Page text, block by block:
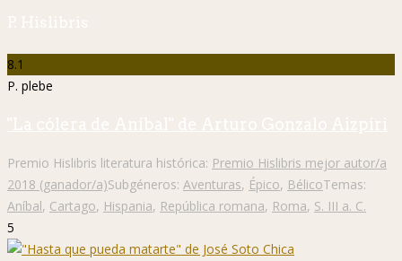
P. Hislibris
8.1
P. plebe
"La cólera de Aníbal" de Arturo Gonzalo Aizpiri
Premio Hislibris literatura histórica: Premio Hislibris mejor autor/a
2018 (ganador/a)Subgéneros: Aventuras, Épico, BélicoTemas:
Aníbal, Cartago, Hispania, República romana, Roma, S. III a. C.
5